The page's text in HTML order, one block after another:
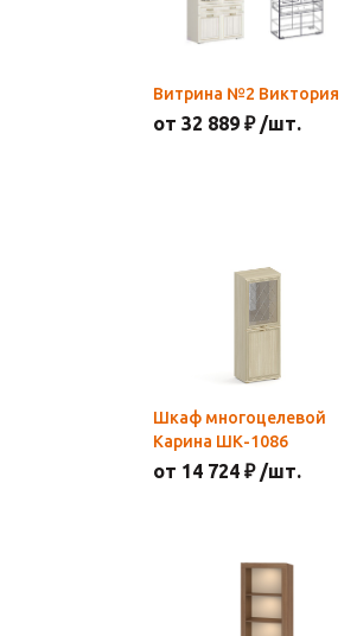
Витрина №2 Виктория
от 32 889 ₽ /шт.
Шкаф многоцелевой
Карина ШК-1086
от 14 724 ₽ /шт.